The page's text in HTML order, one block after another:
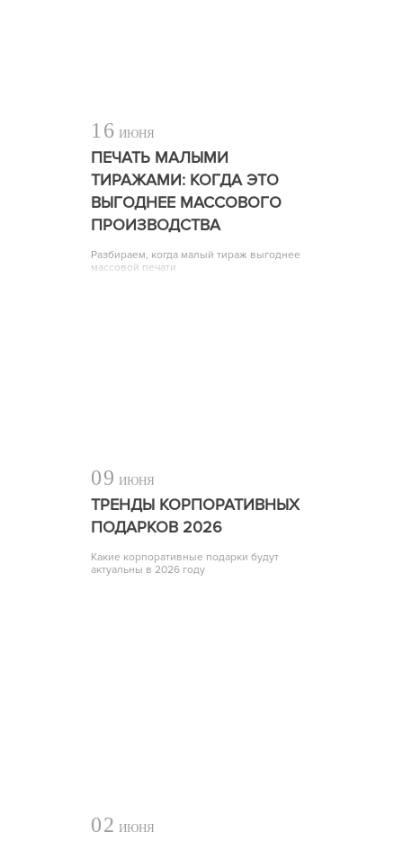
16 ИЮНЯ
ПЕЧАТЬ МАЛЫМИ
ТИРАЖАМИ: КОГДА ЭТО
ВЫГОДНЕЕ МАССОВОГО
ПРОИЗВОДСТВА
Разбираем, когда малый тираж выгоднее
массовой печати
09 ИЮНЯ
ТРЕНДЫ КОРПОРАТИВНЫХ
ПОДАРКОВ 2026
Какие корпоративные подарки будут
актуальны в 2026 году
02 ИЮНЯ